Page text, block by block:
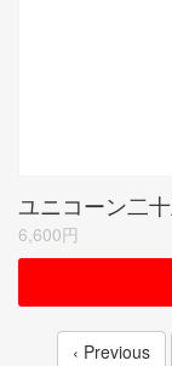
6,600円
‹ Previous